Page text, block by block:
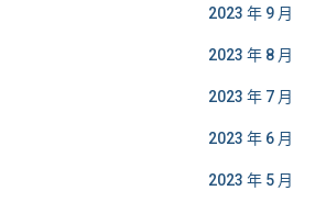
2023 年 9 月
2023 年 8 月
2023 年 7 月
2023 年 6 月
2023 年 5 月